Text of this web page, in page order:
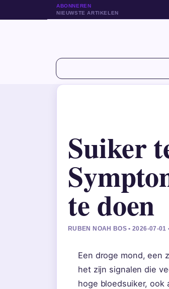
ABONNEREN
NIEUWSTE ARTIKELEN
Suiker
te doen
RUBEN NOAH BOS • 2026-07-01
Een droge mond, een
het zijn signalen die
hoge bloedsuiker,